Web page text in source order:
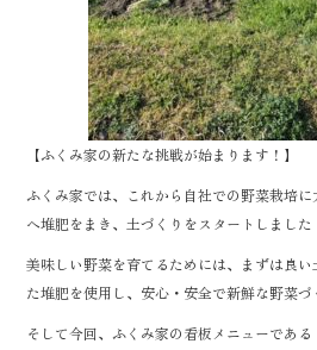
【ふくみ家の新たな挑戦が始まります！】
ふくみ家では、これから自社での野菜栽培
へ堆肥をまき、土づくりをスタートしました
美味しい野菜を育てるためには、まずは良
た堆肥を使用し、安心・安全で新鮮な野菜づ
そして今回、ふくみ家の看板メニューであ